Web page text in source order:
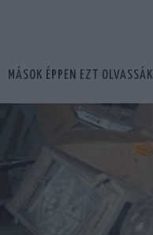
MÁSOK ÉPPEN EZT OLVASSÁK